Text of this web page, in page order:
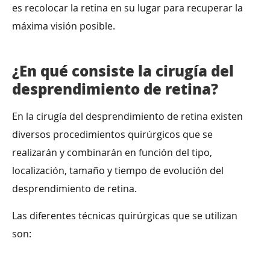
es recolocar la retina en su lugar para recuperar la
máxima visión posible.
¿En qué consiste la cirugía del
desprendimiento de retina?
En la cirugía del desprendimiento de retina existen
diversos procedimientos quirúrgicos que se
realizarán y combinarán en función del tipo,
localización, tamaño y tiempo de evolución del
desprendimiento de retina.
Las diferentes técnicas quirúrgicas que se utilizan
son: